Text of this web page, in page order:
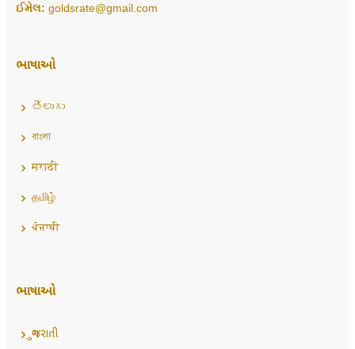
ઈમેલ: goldsrate@gmail.com
ભાષાઓ
తెలుగు
বাংলা
मराठी
தமிழ்
ਪੰਜਾਬੀ
ભાષાઓ
ગુજરાતી